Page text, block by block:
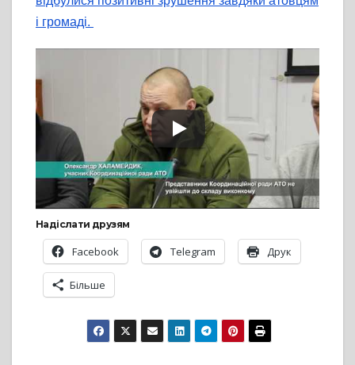
і громаді.
Надіслати друзям
Facebook Telegram Друк
Більше